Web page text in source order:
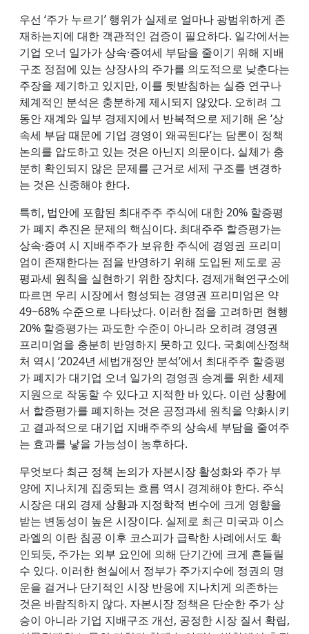
우선 ‘주가 누르기’ 행위가 실제로 얼마나 광범위하게 존
재하는지에 대한 객관적인 검증이 필요하다. 일각에서는
기업 오너 일가가 상속·증여세 부담을 줄이기 위해 지배
구조 정점에 있는 상장사의 주가를 의도적으로 낮춘다는
주장을 제기하고 있지만, 이를 뒷받침하는 실증 연구나
체계적인 분석은 충분하게 제시되지 않았다. 오히려 그
동안 재계와 일부 경제지에서 반복적으로 제기해 온 ‘상
속세 부담 때문에 기업 경영이 왜곡된다’는 담론이 정책
논의를 압도하고 있는 것은 아닌지 의문이다. 실체가 충
분히 확인되지 않은 문제를 근거로 세제 구조를 변경하
는 것은 신중해야 한다.
특히, 법안에 포함된 최대주주 주식에 대한 20% 할증평
가 폐지 추진은 문제의 핵심이다. 최대주주 할증평가는
상속·증여 시 지배주주가 보유한 주식에 경영권 프리미
엄이 존재한다는 점을 반영하기 위해 도입된 제도로 공
평과세 원칙을 실현하기 위한 장치다. 경제개혁연구소에
따르면 우리 시장에서 형성되는 경영권 프리미엄은 약
49~68% 수준으로 나타났다. 이러한 점을 고려하면 현행
20% 할증평가는 과도한 수준이 아니라 오히려 경영권
프리미엄을 충분히 반영하지 못하고 있다. 국회예산정책
처 역시 ‘2024년 세법개정안 분석’에서 최대주주 할증평
가 폐지가 대기업 오너 일가의 경영권 승계를 위한 세제
지원으로 작동할 수 있다고 지적한 바 있다. 이런 상황에
서 할증평가를 폐지하는 것은 공정과세 원칙을 약화시키
고 결과적으로 대기업 지배주주의 상속세 부담을 줄여주
는 효과를 낳을 가능성이 농후하다.
무엇보다 최근 정책 논의가 자본시장 활성화와 주가 부
양에 지나치게 집중되는 흐름 역시 경계해야 한다. 주식
시장은 대외 경제 상황과 지정학적 변수에 크게 영향을
받는 변동성이 높은 시장이다. 실제로 최근 미국과 이스
라엘의 이란 침공 이후 코스피가 급락한 사례에서도 확
인되듯, 주가는 외부 요인에 의해 단기간에 크게 흔들릴
수 있다. 이러한 현실에서 정부가 주가지수에 정권의 명
운을 걸거나 단기적인 시장 반응에 지나치게 의존하는
것은 바람직하지 않다. 자본시장 정책은 단순한 주가 상
승이 아니라 기업 지배구조 개선, 공정한 시장 질서 확립,